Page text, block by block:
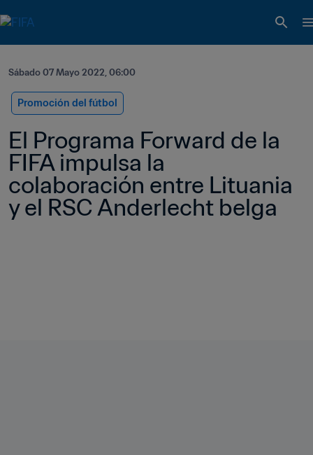
Sábado 07 Mayo 2022, 06:00
Promoción del fútbol
El Programa Forward de la
FIFA impulsa la
colaboración entre Lituania
y el RSC Anderlecht belga